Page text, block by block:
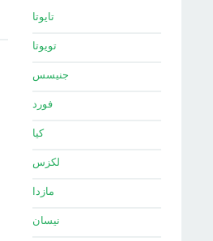
تايوتا
تويوتا
جنيسس
فورد
كيا
لكزس
مازدا
نيسان